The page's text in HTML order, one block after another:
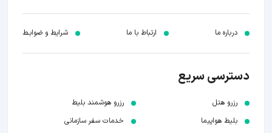
درباره ما ارتباط با ما شرایط و ضوابـط
دسترسی سریع
رزرو هتل
بلیط هواپیما
رزرو هوشمند بلیط
خدمات سفر سازمانی